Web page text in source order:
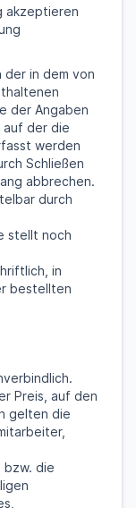
akzeptieren
der in dem von
der Angaben
der die
werden
Schließen
abbrechen.
durch
stellt noch
in
bestellten
Preis, auf den
gelten die
bzw. die